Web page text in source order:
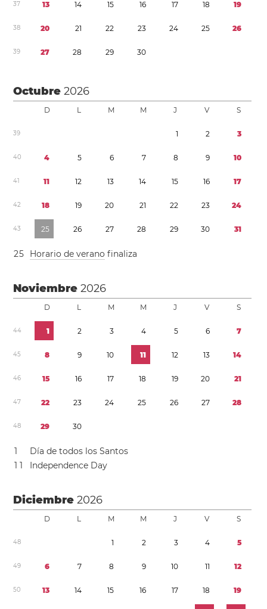
37 13 14 15 16 17 18 19
38 20 21 22 23 24 25 26
39 27 28 29 30
Octubre2026
D L M M J V S
39 1 2 3
40 4 5 6 7 8 9 10
41 11 12 13 14 15 16 17
42 18 19 20 21 22 23 24
43 25 26 27 28 29 30 31
25 Horario de verano finaliza
Noviembre2026
D L M M J V S
44 1 2 3 4 5 6 7
45 8 9 10 11 12 13 14
46 15 16 17 18 19 20 21
47 22 23 24 25 26 27 28
48 29 30
1
Día de todos los Santos
1 1 Independence Day
Diciembre2026
D L M M J V S
48 1 2 3 4 5
49 6 7 8 9 10 11 12
50 13 14 15 16 17 18 19